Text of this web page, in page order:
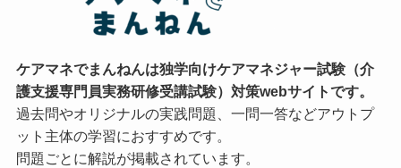
ケアマネでまんねんは独学向けケアマネジャー試験（介
護支援専門員実務研修受講試験）対策webサイトです。
過去問やオリジナルの実践問題、一問一答などアウトプ
ット主体の学習におすすめです。
問題ごとに解説が掲載されています。